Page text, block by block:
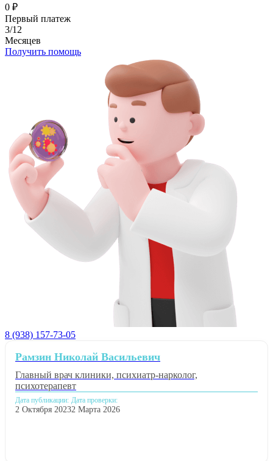
0 ₽
Первый платеж
3/12
Месяцев
Получить помощь
8 (938) 157-73-05
Рамзин Николай Васильевич
Главный врач клиники, психиатр-нарколог,
психотерапевт
Дата публикации:
2 Октября 2023
Дата проверки:
2 Марта 2026